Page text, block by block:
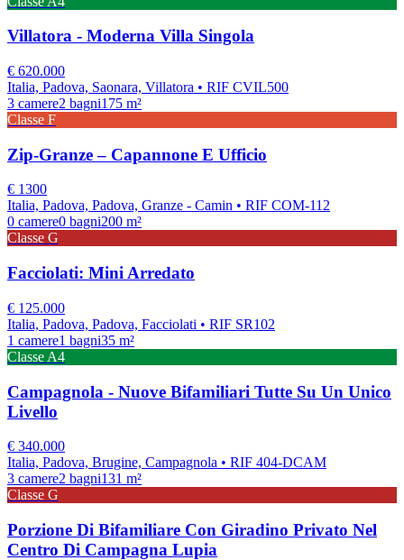
Villatora - Moderna Villa Singola
€ 620.000
Italia, Padova, Saonara, Villatora • RIF CVIL500
3 camere2 bagni175 m²
Classe F
Zip-Granze – Capannone E Ufficio
€ 1300
Italia, Padova, Padova, Granze - Camin • RIF COM-112
0 camere0 bagni200 m²
Classe G
Facciolati: Mini Arredato
€ 125.000
Italia, Padova, Padova, Facciolati • RIF SR102
1 camere1 bagni35 m²
Classe A4
Campagnola - Nuove Bifamiliari Tutte Su Un Unico
Livello
€ 340.000
Italia, Padova, Brugine, Campagnola • RIF 404-DCAM
3 camere2 bagni131 m²
Classe G
Porzione Di Bifamiliare Con Giradino Privato Nel
Centro Di Campagna Lupia